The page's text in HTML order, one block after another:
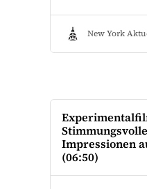
New York
Impressionen
(06:50)